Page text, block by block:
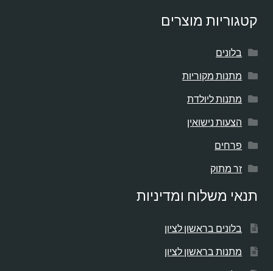
קטגוריות מוצרים
בלונים
מתנות מקוריות
מתנות ליולדת
הצעות נישואין
פרחים
זר מתוק
תנאי משלוח ומדיניות
בלונים בראשון לציון
מתנות בראשון לציון